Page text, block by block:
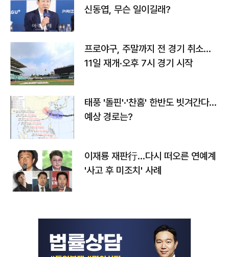
신동엽, 무슨 일이길래?
프로야구, 주말까지 전 경기 취소…
11일 재개·오후 7시 경기 시작
태풍 '돌핀'·'찬홈' 한반도 빗겨간다…
예상 경로는?
이재룡 재판行…다시 떠오른 연예계
'사고 후 미조치' 사례